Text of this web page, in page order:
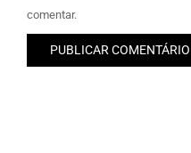
comentar.